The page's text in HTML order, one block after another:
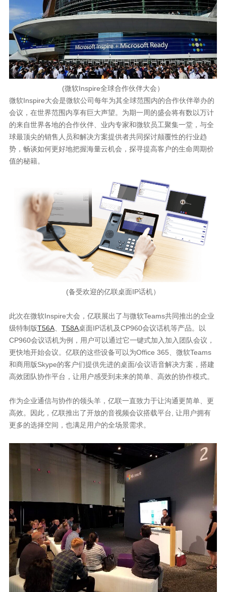
(微软Inspire全球合作伙伴大会）
微软Inspire大会是微软公司每年为其全球范围内的合作伙伴举办的
会议，在世界范围内享有巨大声望。为期一周的盛会将有数以万计
的来自世界各地的合作伙伴、业内专家和微软员工聚集一堂，与全
球最顶尖的销售人员和解决方案提供者共同探讨颠覆性的行业趋
势，畅谈如何更好地把握海量云机会，探寻提高客户的生命周期价
值的秘籍。
(备受欢迎的亿联桌面IP话机）
此次在微软Inspire大会，亿联展出了与微软Teams共同推出的企业
级特制版T56A、 T58A桌面IP话机及CP960会议话机等产品。以
CP960会议话机为例，用户可以通过它一键式加入加入团队会议，
更快地开始会议。亿联的这些设备可以为Office 365、微软Teams
和商用版Skype的客户们提供先进的桌面/会议语音解决方案，搭建
高效团队协作平台，让用户感受到未来的简单、高效的协作模式。
作为企业通信与协作的领头羊，亿联一直致力于让沟通更简单、更
高效。因此，亿联推出了开放的音视频会议搭载平台, 让用户拥有
更多的选择空间，也满足用户的全场景需求。